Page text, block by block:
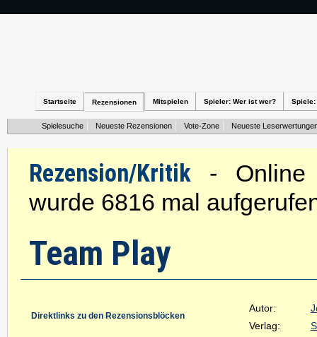
Startseite Rezensionen Mitspielen Spieler: Wer ist wer? Spiele:
Spielesuche Neueste Rezensionen Vote-Zone Neueste
Rezension/Kritik - Online
wurde 6816 mal
Team Play
Direktlinks zu den Rezensionsblöcken
Autor:
Verlag: